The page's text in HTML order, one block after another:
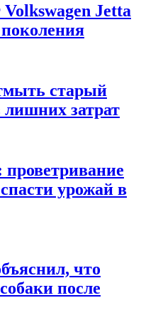
Jetta
старый
лишних затрат
проветривание
урожай в
что
после